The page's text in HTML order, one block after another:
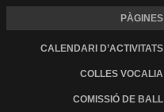
PÀGINES
CALENDARI D’ACTIVITATS
COLLES VOCALIA
COMISSIÓ DE BALL